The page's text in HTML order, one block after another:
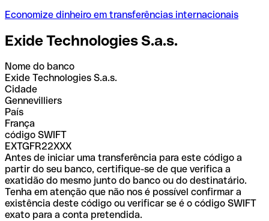
Economize dinheiro em transferências internacionais
Exide Technologies S.a.s.
Nome do banco
Exide Technologies S.a.s.
Cidade
Gennevilliers
País
França
código SWIFT
EXTGFR22XXX
Antes de iniciar uma transferência para este código a
partir do seu banco, certifique-se de que verifica a
exatidão do mesmo junto do banco ou do destinatário.
Tenha em atenção que não nos é possível confirmar a
existência deste código ou verificar se é o código SWIFT
exato para a conta pretendida.